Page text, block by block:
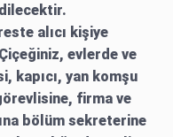
alıcı kişiye
evlerde ve
kapıcı, yan komşu
firma ve
bölüm sekreterine